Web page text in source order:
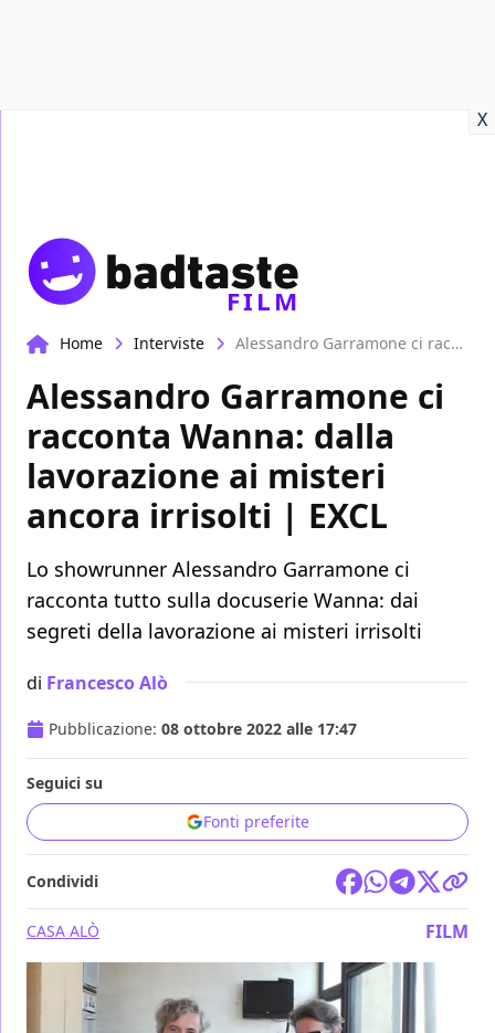
X
FILM
Home Interviste Alessandro Garramone ci racconta Wanna: dalla lavorazione ai misteri ancora irrisolti | EXCL
Alessandro Garramone ci
racconta Wanna: dalla
lavorazione ai misteri
ancora irrisolti | EXCL
Lo showrunner Alessandro Garramone ci
racconta tutto sulla docuserie Wanna: dai
segreti della lavorazione ai misteri irrisolti
di Francesco Alò
Pubblicazione: 08 ottobre 2022 alle 17:47
Seguici su
Fonti preferite
Condividi
CASA ALÒ FILM